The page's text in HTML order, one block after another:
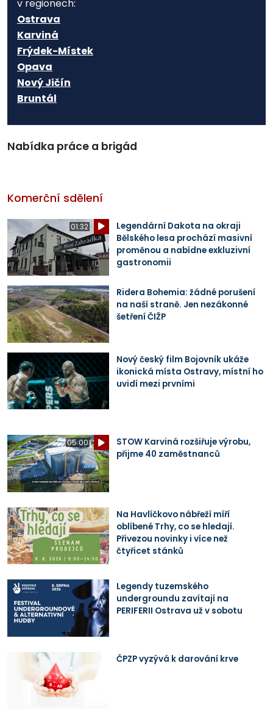
v regionech:
Ostrava
Karviná
Frýdek-Místek
Opava
Nový Jičín
Bruntál
Nabídka práce a brigád
Komerční sdělení
01:32
Legendární Dakota na okraji
Bělského lesa prochází masivní
proměnou a nabídne exkluzivní
gastronomii
Ridera Bohemia: žádné porušení
na naší straně. Jen nezákonné
šetření ČIŽP
Nový český film Bojovník ukáže
ikonická místa Ostravy, místní ho
uvidí mezi prvními
05:00
STOW Karviná rozšiřuje výrobu,
přijme 40 zaměstnanců
Na Havlíčkovo nábřeží míří
oblíbené Trhy, co se hledají.
Přivezou novinky i více než
čtyřicet stánků
Legendy tuzemského
undergroundu zavítají na
PERIFERII Ostrava už v sobotu
ČPZP vyzývá k darování krve